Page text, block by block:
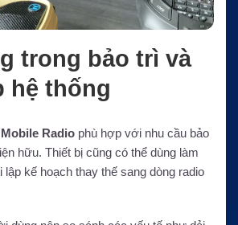
trong bảo trì và
hệ thống
Radio phù hợp với nhu cầu bảo
hữu. Thiết bị cũng có thể dùng làm
kế hoạch thay thế sang dòng radio